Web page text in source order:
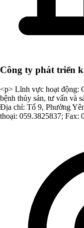
Công ty phát triển
<p> Lĩnh vực hoạt động:
bệnh thủy sản, tư vấn và
Địa chỉ: Tổ 9, Phường
thoại: 059.3825837; Fax: